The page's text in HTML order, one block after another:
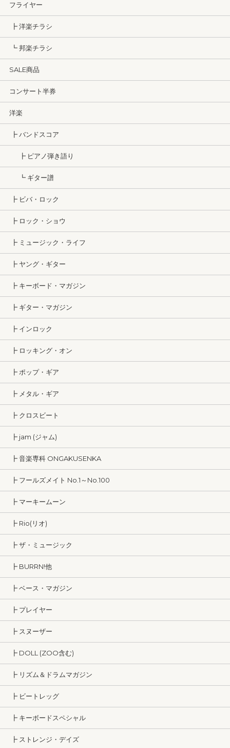
フライヤー
┣ 洋楽チラシ
┗ 邦楽チラシ
SALE商品
コンサート半券
洋楽
┣ バンドスコア
┣ ピアノ弾き語り
┗ ギター譜
┣ ビバ・ロック
┣ ロック・ショウ
┣ ミュージック・ライフ
┣ ヤング・ギター
┣ キーボード・マガジン
┣ ギター・マガジン
┣ インロック
┣ ロッキング・オン
┣ ポップ・ギア
┣ メタル・ギア
┣ クロスビート
┣ jam (ジャム)
┣ 音楽専科 ONGAKUSENKA
┣ フールズメイト No.1～No.100
┣ マーキームーン
┣ Rio(リオ)
┣ ザ・ミュージック
┣ BURRN!他
┣ ベース・マガジン
┣ プレイヤー
┣ スヌーザー
┣ DOLL (ZOO含む)
┣ リズム＆ドラムマガジン
┣ ビートレッグ
┣ キーボードスペシャル
┣ ストレンジ・デイズ